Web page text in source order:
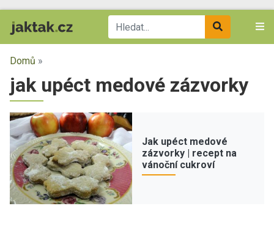
Domů »
jak upéct medové zázvorky
Jak upéct medové
zázvorky | recept na
vánoční cukroví